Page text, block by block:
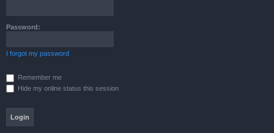
Password:
I forgot my password
Remember me
Hide my online status this session